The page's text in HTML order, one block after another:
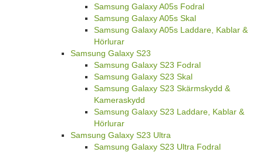
Samsung Galaxy A05s Fodral
Samsung Galaxy A05s Skal
Samsung Galaxy A05s Laddare, Kablar &
Hörlurar
Samsung Galaxy S23
Samsung Galaxy S23 Fodral
Samsung Galaxy S23 Skal
Samsung Galaxy S23 Skärmskydd &
Kameraskydd
Samsung Galaxy S23 Laddare, Kablar &
Hörlurar
Samsung Galaxy S23 Ultra
Samsung Galaxy S23 Ultra Fodral